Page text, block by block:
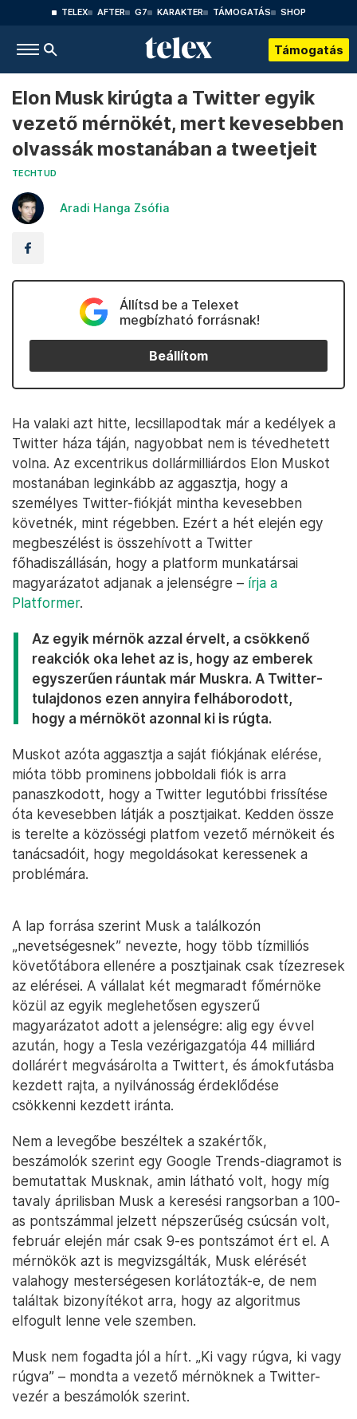
TELEX AFTER G7 KARAKTER TÁMOGATÁS SHOP
Támogatás
Elon Musk kirúgta a Twitter egyik
vezető mérnökét, mert kevesebben
olvassák mostanában a tweetjeit
TECHTUD
Aradi Hanga Zsófia
Állítsd be a Telexet
megbízható forrásnak!
Beállítom
Ha valaki azt hitte, lecsillapodtak már a kedélyek a
Twitter háza táján, nagyobbat nem is tévedhetett
volna. Az excentrikus dollármilliárdos Elon Muskot
mostanában leginkább az aggasztja, hogy a
személyes Twitter-fiókját mintha kevesebben
követnék, mint régebben. Ezért a hét elején egy
megbeszélést is összehívott a Twitter
főhadiszállásán, hogy a platform munkatársai
magyarázatot adjanak a jelenségre – írja a
Platformer.
Az egyik mérnök azzal érvelt, a csökkenő
reakciók oka lehet az is, hogy az emberek
egyszerűen ráuntak már Muskra. A Twitter-
tulajdonos ezen annyira felháborodott,
hogy a mérnököt azonnal ki is rúgta.
Muskot azóta aggasztja a saját fiókjának elérése,
mióta több prominens jobboldali fiók is arra
panaszkodott, hogy a Twitter legutóbbi frissítése
óta kevesebben látják a posztjaikat. Kedden össze
is terelte a közösségi platfom vezető mérnökeit és
tanácsadóit, hogy megoldásokat keressenek a
problémára.
A lap forrása szerint Musk a találkozón
„nevetségesnek” nevezte, hogy több tízmilliós
követőtábora ellenére a posztjainak csak tízezresek
az elérései. A vállalat két megmaradt főmérnöke
közül az egyik meglehetősen egyszerű
magyarázatot adott a jelenségre: alig egy évvel
azután, hogy a Tesla vezérigazgatója 44 milliárd
dollárért megvásárolta a Twittert, és ámokfutásba
kezdett rajta, a nyilvánosság érdeklődése
csökkenni kezdett iránta.
Nem a levegőbe beszéltek a szakértők,
beszámolók szerint egy Google Trends-diagramot is
bemutattak Musknak, amin látható volt, hogy míg
tavaly áprilisban Musk a keresési rangsorban a 100-
as pontszámmal jelzett népszerűség csúcsán volt,
február elején már csak 9-es pontszámot ért el. A
mérnökök azt is megvizsgálták, Musk elérését
valahogy mesterségesen korlátozták-e, de nem
találtak bizonyítékot arra, hogy az algoritmus
elfogult lenne vele szemben.
Musk nem fogadta jól a hírt. „Ki vagy rúgva, ki vagy
rúgva” – mondta a vezető mérnöknek a Twitter-
vezér a beszámolók szerint.